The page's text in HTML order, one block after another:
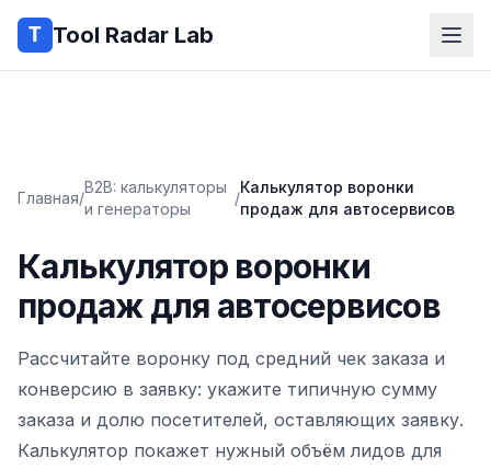
Tool Radar Lab
Главная/
B2B: калькуляторы
и генераторы
/
Калькулятор воронки
продаж для автосервисов
Калькулятор воронки
продаж для автосервисов
Рассчитайте воронку под средний чек заказа и
конверсию в заявку: укажите типичную сумму
заказа и долю посетителей, оставляющих заявку.
Калькулятор покажет нужный объём лидов для